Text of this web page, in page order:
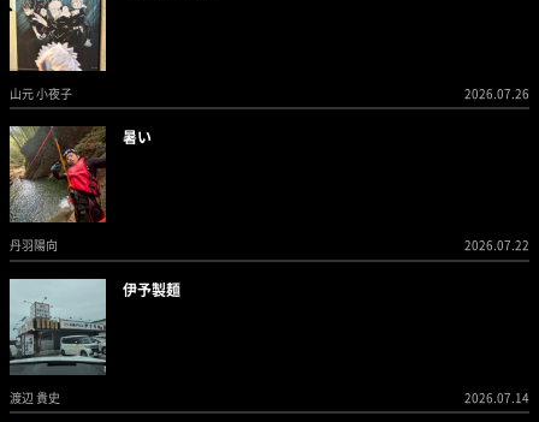
山元 小夜子 2026.07.26
暑い
丹羽陽向 2026.07.22
伊予製麺
渡辺 貴史 2026.07.14